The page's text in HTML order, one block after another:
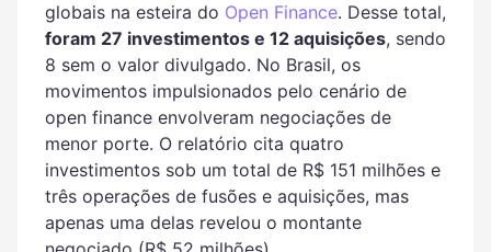
globais na esteira do Open Finance. Desse total,
foram 27 investimentos e 12 aquisições, sendo
8 sem o valor divulgado. No Brasil, os
movimentos impulsionados pelo cenário de
open finance envolveram negociações de
menor porte. O relatório cita quatro
investimentos sob um total de R$ 151 milhões e
três operações de fusões e aquisições, mas
apenas uma delas revelou o montante